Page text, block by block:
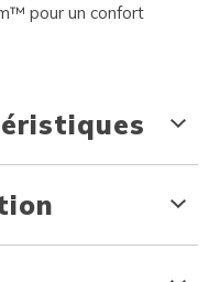
pour un confort